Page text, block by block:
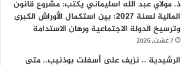
ذ. مولاي عبد الله اسليماني يكتب: مشروع قانون
المالية لسنة 2027: بين استكمال الأوراش الكبرى
وترسيخ الدولة الاجتماعية ورهان الاستدامة
7 غشت، 2026
الرشيدية .. نزيف على أسفلت بوذنيب.. متى